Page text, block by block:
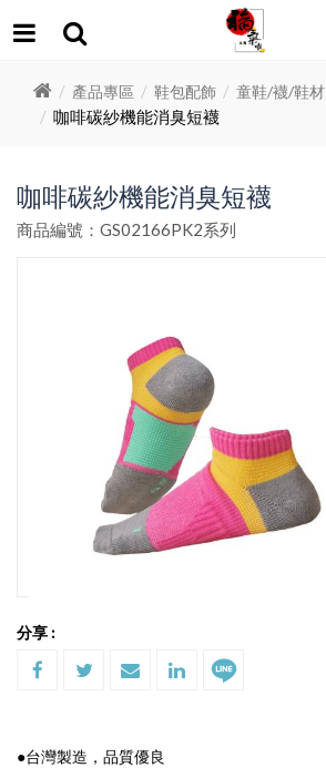
產品專區 鞋包配飾 童鞋/襪/鞋材
咖啡碳紗機能消臭短襪
咖啡碳紗機能消臭短襪
商品編號：GS02166PK2系列
分享 :
●台灣製造，品質優良